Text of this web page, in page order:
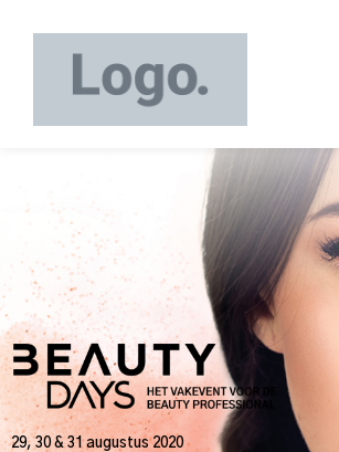
29, 30 & 31 augustus 2020